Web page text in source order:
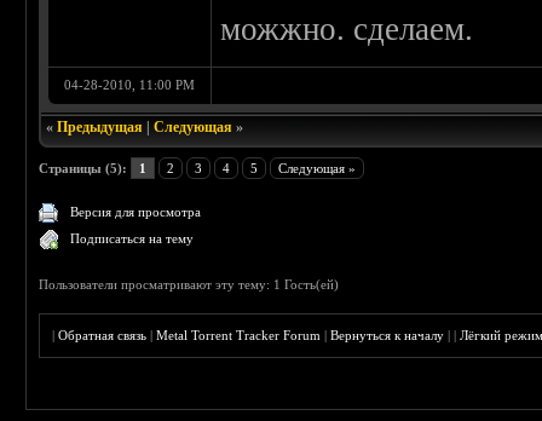
можжно. сделаем.
04-28-2010, 11:00 PM
«Предыдущая |Следующая »
Страницы (5): 1 2 3 4 5 Следующая »
Версия для просмотра
Подписаться на тему
Пользователи просматривают эту тему: 1 Гость(ей)
|Обратная связь |Metal Torrent Tracker Forum |Вернуться к началу ||Лёгкий